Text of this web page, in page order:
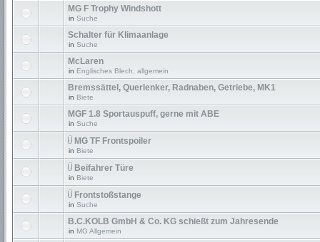
MG F Trophy Windshott
in Suche
Schalter für Klimaanlage
in Suche
McLaren
in Englisches Blech, allgemein
Bremssättel, Querlenker, Radnaben, Getriebe, MK1
in Biete
MGF 1.8 Sportauspuff, gerne mit ABE
in Suche
MG TF Frontspoiler
in Biete
Beifahrer Türe
in Biete
Frontstoßstange
in Suche
B.C.KOLB GmbH & Co. KG schießt zum Jahresende
in MG Allgemein